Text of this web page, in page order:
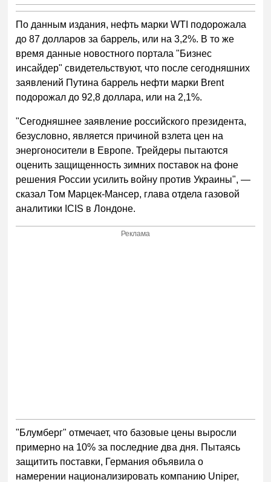
По данным издания, нефть марки WTI подорожала
до 87 долларов за баррель, или на 3,2%. В то же
время данные новостного портала "Бизнес
инсайдер" свидетельствуют, что после сегодняшних
заявлений Путина баррель нефти марки Brent
подорожал до 92,8 доллара, или на 2,1%.
"Сегодняшнее заявление российского президента,
безусловно, является причиной взлета цен на
энергоносители в Европе. Трейдеры пытаются
оценить защищенность зимних поставок на фоне
решения России усилить войну против Украины", —
сказал Том Марцек-Мансер, глава отдела газовой
аналитики ICIS в Лондоне.
Реклама
"Блумберг" отмечает, что базовые цены выросли
примерно на 10% за последние два дня. Пытаясь
защитить поставки, Германия объявила о
намерении национализировать компанию Uniper,